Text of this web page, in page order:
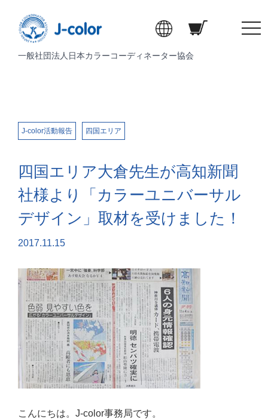
一般社団法人日本カラーコーディネーター協会
t
J-color活動報告 四国エリア
四国エリア大倉先生が高知新聞
社様より「カラーユニバーサル
デザイン」取材を受けました！
2017.11.15
こんにちは。J-color事務局です。